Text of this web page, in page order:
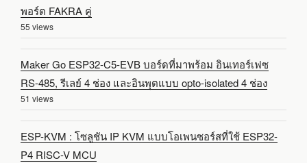
พอร์ต FAKRA คู่
55 views
Maker Go ESP32-C5-EVB บอร์ดที่มาพร้อม อินเทอร์เฟซ
RS-485, รีเลย์ 4 ช่อง และอินพุตแบบ opto-isolated 4 ช่อง
51 views
ESP-KVM : โซลูชัน IP KVM แบบโอเพนซอร์สที่ใช้ ESP32-
P4 RISC-V MCU